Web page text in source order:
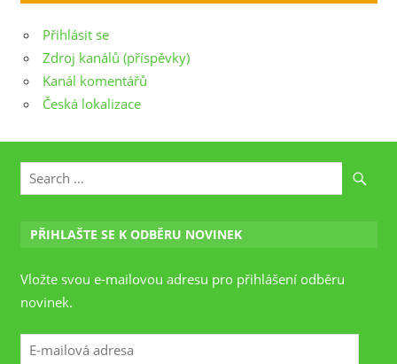
Přihlásit se
Zdroj kanálů (příspěvky)
Kanál komentářů
Česká lokalizace
PŘIHLAŠTE SE K ODBĚRU NOVINEK
Vložte svou e-mailovou adresu pro přihlášení odběru
novinek.
E-